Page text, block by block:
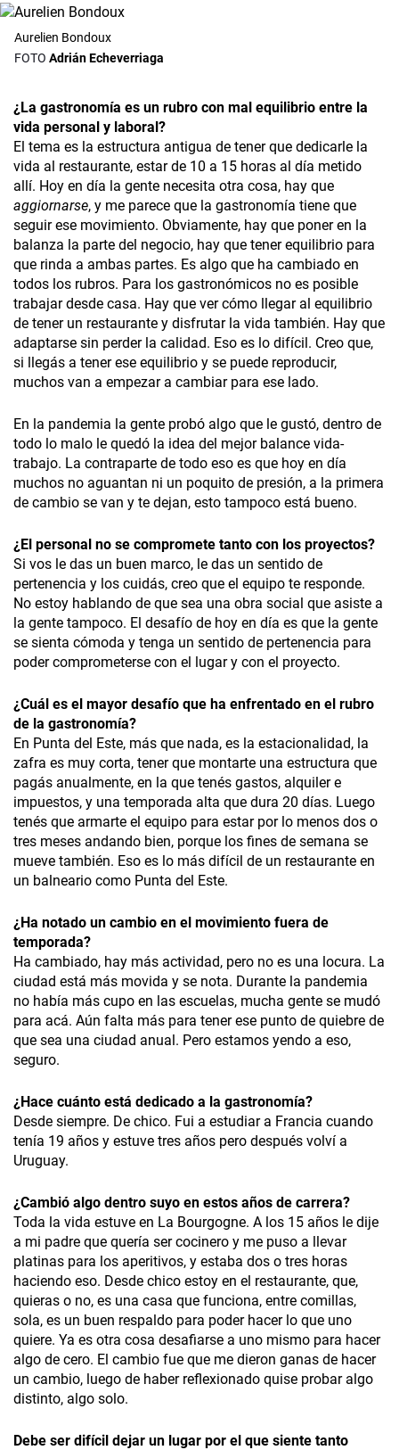
Aurelien Bondoux
Adrián Echeverriaga
¿La gastronomía es un rubro con mal equilibrio entre la
vida personal y laboral?
El tema es la estructura antigua de tener que dedicarle la
vida al restaurante, estar de 10 a 15 horas al día metido
allí. Hoy en día la gente necesita otra cosa, hay que
aggiornarse, y me parece que la gastronomía tiene que
seguir ese movimiento. Obviamente, hay que poner en la
balanza la parte del negocio, hay que tener equilibrio para
que rinda a ambas partes. Es algo que ha cambiado en
todos los rubros. Para los gastronómicos no es posible
trabajar desde casa. Hay que ver cómo llegar al equilibrio
de tener un restaurante y disfrutar la vida también. Hay que
adaptarse sin perder la calidad. Eso es lo difícil. Creo que,
si llegás a tener ese equilibrio y se puede reproducir,
muchos van a empezar a cambiar para ese lado.
En la pandemia la gente probó algo que le gustó, dentro de
todo lo malo le quedó la idea del mejor balance vida-
trabajo. La contraparte de todo eso es que hoy en día
muchos no aguantan ni un poquito de presión, a la primera
de cambio se van y te dejan, esto tampoco está bueno.
¿El personal no se compromete tanto con los proyectos?
Si vos le das un buen marco, le das un sentido de
pertenencia y los cuidás, creo que el equipo te responde.
No estoy hablando de que sea una obra social que asiste a
la gente tampoco. El desafío de hoy en día es que la gente
se sienta cómoda y tenga un sentido de pertenencia para
poder comprometerse con el lugar y con el proyecto.
¿Cuál es el mayor desafío que ha enfrentado en el rubro
de la gastronomía?
En Punta del Este, más que nada, es la estacionalidad, la
zafra es muy corta, tener que montarte una estructura que
pagás anualmente, en la que tenés gastos, alquiler e
impuestos, y una temporada alta que dura 20 días. Luego
tenés que armarte el equipo para estar por lo menos dos o
tres meses andando bien, porque los fines de semana se
mueve también. Eso es lo más difícil de un restaurante en
un balneario como Punta del Este.
¿Ha notado un cambio en el movimiento fuera de
temporada?
Ha cambiado, hay más actividad, pero no es una locura. La
ciudad está más movida y se nota. Durante la pandemia
no había más cupo en las escuelas, mucha gente se mudó
para acá. Aún falta más para tener ese punto de quiebre de
que sea una ciudad anual. Pero estamos yendo a eso,
seguro.
¿Hace cuánto está dedicado a la gastronomía?
Desde siempre. De chico. Fui a estudiar a Francia cuando
tenía 19 años y estuve tres años pero después volví a
Uruguay.
¿Cambió algo dentro suyo en estos años de carrera?
Toda la vida estuve en La Bourgogne. A los 15 años le dije
a mi padre que quería ser cocinero y me puso a llevar
platinas para los aperitivos, y estaba dos o tres horas
haciendo eso. Desde chico estoy en el restaurante, que,
quieras o no, es una casa que funciona, entre comillas,
sola, es un buen respaldo para poder hacer lo que uno
quiere. Ya es otra cosa desafiarse a uno mismo para hacer
algo de cero. El cambio fue que me dieron ganas de hacer
un cambio, luego de haber reflexionado quise probar algo
distinto, algo solo.
Debe ser difícil dejar un lugar por el que siente tanto